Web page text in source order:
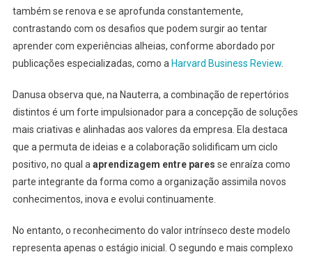
também se renova e se aprofunda constantemente,
contrastando com os desafios que podem surgir ao tentar
aprender com experiências alheias, conforme abordado por
publicações especializadas, como a Harvard Business Review.
Danusa observa que, na Nauterra, a combinação de repertórios
distintos é um forte impulsionador para a concepção de soluções
mais criativas e alinhadas aos valores da empresa. Ela destaca
que a permuta de ideias e a colaboração solidificam um ciclo
positivo, no qual a aprendizagem entre pares se enraíza como
parte integrante da forma como a organização assimila novos
conhecimentos, inova e evolui continuamente.
No entanto, o reconhecimento do valor intrínseco deste modelo
representa apenas o estágio inicial. O segundo e mais complexo